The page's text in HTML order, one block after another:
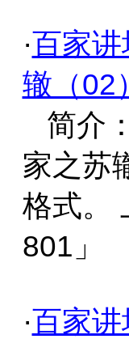
·百家
辙（02
简介
家之苏
格式。
801」
·百家